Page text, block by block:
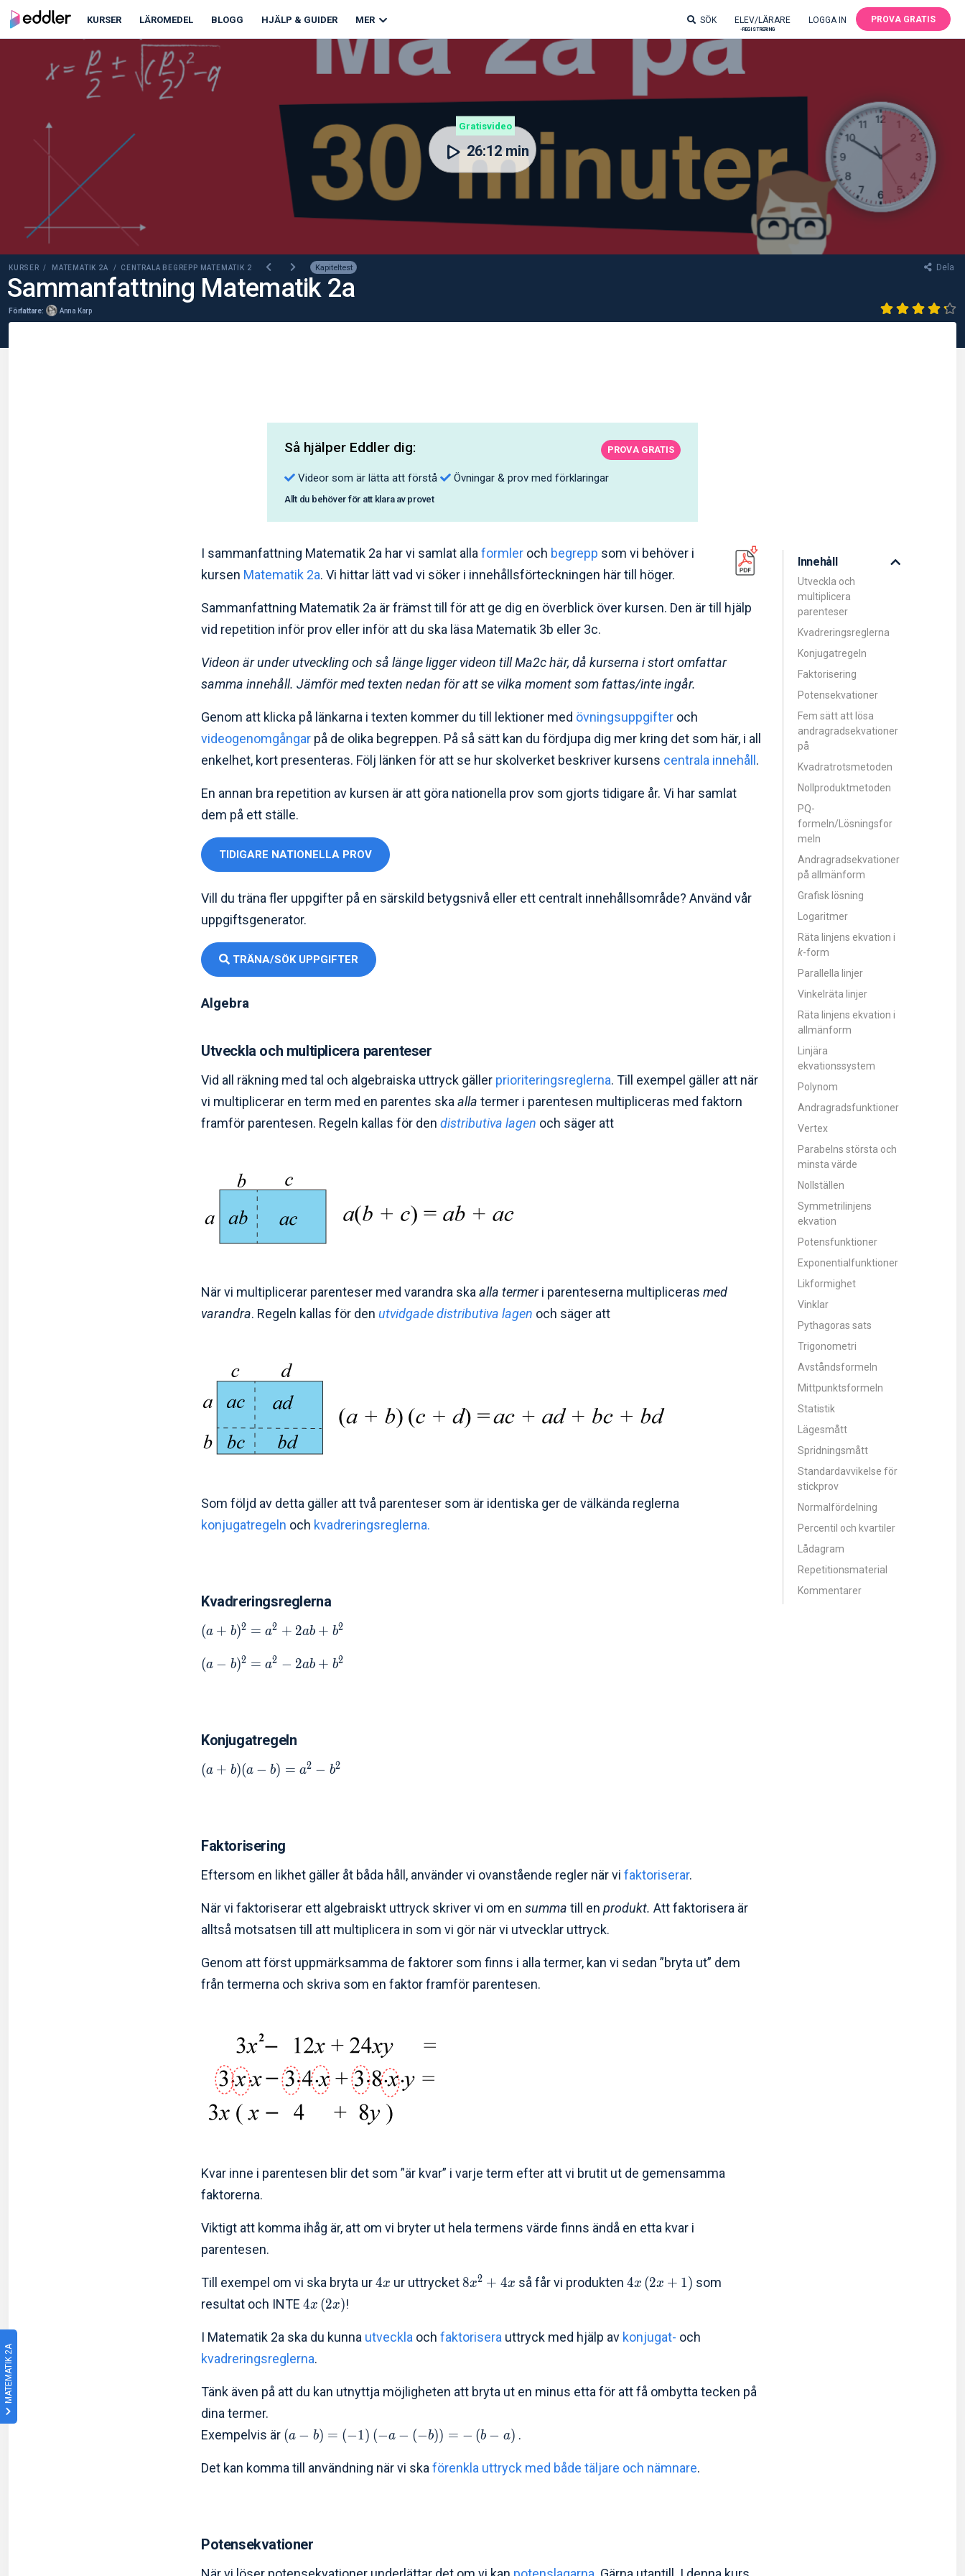
MATEMATIK 2A
KURSER LÄROMEDEL BLOGG HJÄLP & GUIDER MER SÖK ELEV/LÄRARE
-REGISTRERING
LOGGA IN PROVA GRATIS
00:00 00:00
Dela
KURSER / MATEMATIK 2A / CENTRALA BEGREPP MATEMATIK 2 Kapiteltest
Sammanfattning Matematik 2a
Författare: Anna Karp
Gratisvideo
26:12 min
PROVA GRATIS
Så hjälper Eddler dig:
Videor som är lätta att förstå Övningar & prov med förklaringar
Allt du behöver för att klara av provet
Innehåll
Utveckla och
multiplicera
parenteser
Kvadreringsreglerna
Konjugatregeln
Faktorisering
Potensekvationer
Fem sätt att lösa
andragradsekvationer
på
Kvadratrotsmetoden
Nollproduktmetoden
PQ-
formeln/Lösningsfor
meln
Andragradsekvationer
på allmänform
Grafisk lösning
Logaritmer
Räta linjens ekvation i
k-form
Parallella linjer
Vinkelräta linjer
Räta linjens ekvation i
allmänform
Linjära
ekvationssystem
Polynom
Andragradsfunktioner
Vertex
Parabelns största och
minsta värde
Nollställen
Symmetrilinjens
ekvation
Potensfunktioner
Exponentialfunktioner
Likformighet
Vinklar
Pythagoras sats
Trigonometri
Avståndsformeln
Mittpunktsformeln
Statistik
Lägesmått
Spridningsmått
Standardavvikelse för
stickprov
Normalfördelning
Percentil och kvartiler
Lådagram
Repetitionsmaterial
Kommentarer
I sammanfattning Matematik 2a har vi samlat alla formler och begrepp som vi behöver i
kursen Matematik 2a. Vi hittar lätt vad vi söker i innehållsförteckningen här till höger.
Sammanfattning Matematik 2a är främst till för att ge dig en överblick över kursen. Den är till hjälp
vid repetition inför prov eller inför att du ska läsa Matematik 3b eller 3c.
Videon är under utveckling och så länge ligger videon till Ma2c här, då kurserna i stort omfattar
samma innehåll. Jämför med texten nedan för att se vilka moment som fattas/inte ingår.
Genom att klicka på länkarna i texten kommer du till lektioner med övningsuppgifter och
videogenomgångar på de olika begreppen. På så sätt kan du fördjupa dig mer kring det som här, i all
enkelhet, kort presenteras. Följ länken för att se hur skolverket beskriver kursens centrala innehåll .
En annan bra repetition av kursen är att göra nationella prov som gjorts tidigare år. Vi har samlat
dem på ett ställe.
TIDIGARE NATIONELLA PROV
Vill du träna fler uppgifter på en särskild betygsnivå eller ett centralt innehållsområde? Använd vår
uppgiftsgenerator.
TRÄNA/SÖK UPPGIFTER
Algebra
Utveckla och multiplicera parenteser
Vid all räkning med tal och algebraiska uttryck gäller prioriteringsreglerna. Till exempel gäller att när
vi multiplicerar en term med en parentes ska alla termer i parentesen multipliceras med faktorn
framför parentesen. Regeln kallas för den distributiva lagen och säger att
När vi multiplicerar parenteser med varandra ska alla termeri parenteserna multipliceras med
varandra. Regeln kallas för den utvidgade distributiva lagen och säger att
Som följd av detta gäller att två parenteser som är identiska ger de välkända reglerna
konjugatregeln och kvadreringsreglerna.
Kvadreringsreglerna
(a + b)2 = a2 + 2ab + b2
(a − b)2 = a2 − 2ab + b2
Konjugatregeln
(a + b)(a − b) = a2 − b2
Faktorisering
Eftersom en likhet gäller åt båda håll, använder vi ovanstående regler när vi faktoriserar.
När vi faktoriserar ett algebraiskt uttryck skriver vi om en summa till en produkt. Att faktorisera är
alltså motsatsen till att multiplicera in som vi gör när vi utvecklar uttryck.
Genom att först uppmärksamma de faktorer som finns i alla termer, kan vi sedan ”bryta ut” dem
från termerna och skriva som en faktor framför parentesen.
Kvar inne i parentesen blir det som ”är kvar” i varje term efter att vi brutit ut de gemensamma
faktorerna.
Viktigt att komma ihåg är, att om vi bryter ut hela termens värde finns ändå en etta kvar i
parentesen.
Till exempel om vi ska bryta ur4x ur uttrycket8x2 + 4x så får vi produkten 4x (2x + 1) som
resultat och INTE 4x (2x)!
I Matematik 2a ska du kunna utveckla och faktorisera uttryck med hjälp av konjugat- och
kvadreringsreglerna.
Tänk även på att du kan utnyttja möjligheten att bryta ut en minus etta för att få ombytta tecken på
dina termer.
Exempelvis är (a − b) = (−1) (−a − (−b)) = − (b − a) .
Det kan komma till användning när vi ska förenkla uttryck med både täljare och nämnare.
Potensekvationer